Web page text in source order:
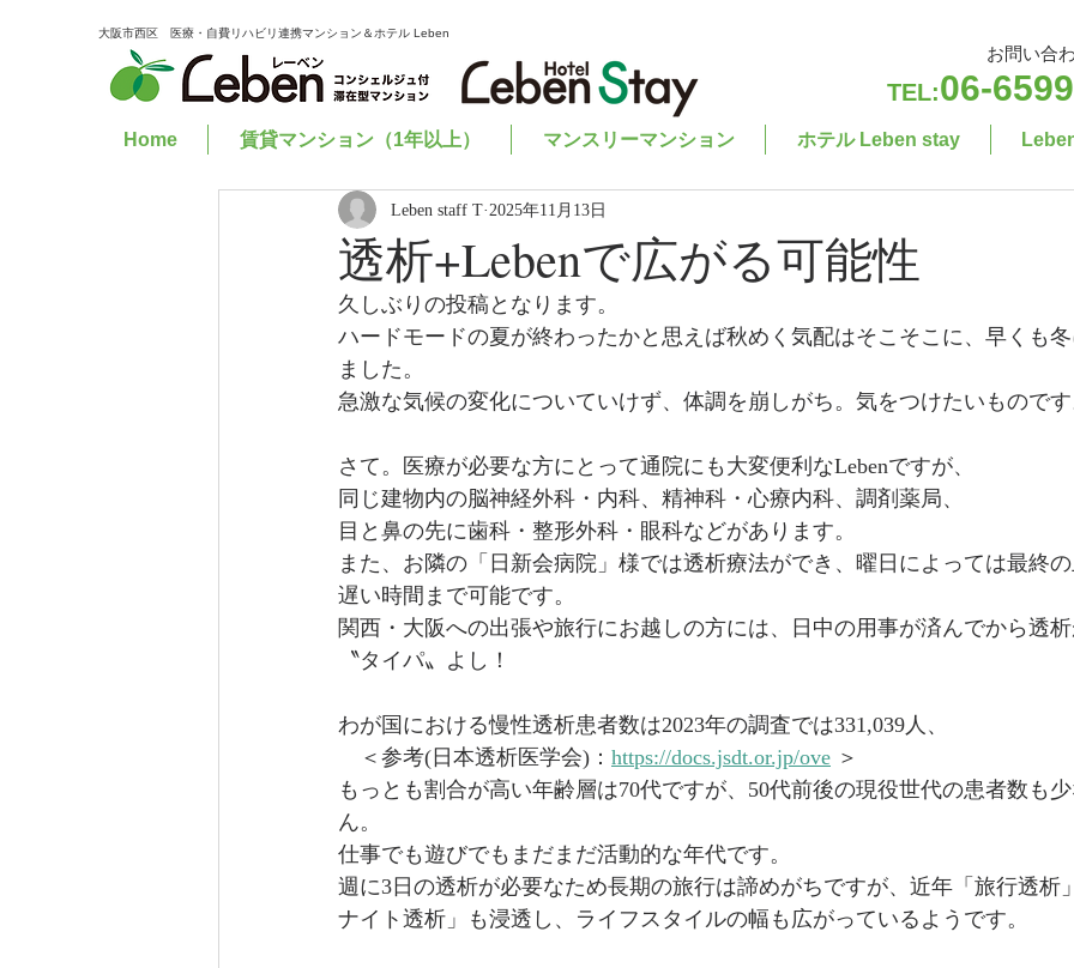
大阪市西区 医療・自費リハビリ連携マンション＆ホテル Leben
お問い合
TEL:06-
Home 賃貸マンション（1年以上） マンスリーマンション ホテル Leben stay
透析+Lebenで広がる可能性
Leben staff T 2025年11月13日
久しぶりの投稿となります。
ハードモードの夏が終わったかと思えば秋めく気配はそこそこに、早くも
ました。
急激な気候の変化についていけず、体調を崩しがち。気をつけたいもので
さて。医療が必要な方にとって通院にも大変便利なLebenですが、
同じ建物内の脳神経外科・内科、精神科・心療内科、調剤薬局、
目と鼻の先に歯科・整形外科・眼科などがあります。
また、お隣の「日新会病院」様では透析療法ができ、曜日によっては最終
遅い時間まで可能です。
関西・大阪への出張や旅行にお越しの方には、日中の用事が済んでから透
〝タイパ〟よし！
わが国における慢性透析患者数は2023年の調査では331,039人、
＜参考(日本透析医学会)： https://docs.jsdt.or.jp/ove ＞
もっとも割合が高い年齢層は70代ですが、50代前後の現役世代の患者数も
ん。
仕事でも遊びでもまだまだ活動的な年代です。
週に3日の透析が必要なため長期の旅行は諦めがちですが、近年「旅行透析
ナイト透析」も浸透し、ライフスタイルの幅も広がっているようです。